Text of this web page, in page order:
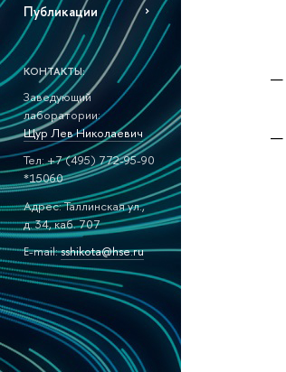
Публикации
КОНТАКТЫ:
Заведующий
лаборатории:
Щур Лев Николаевич
Тел: +7 (495) 772-95-90
*15060
Адрес: Таллинская ул.,
д. 34, каб. 707
E-mail:sshikota@hse.ru